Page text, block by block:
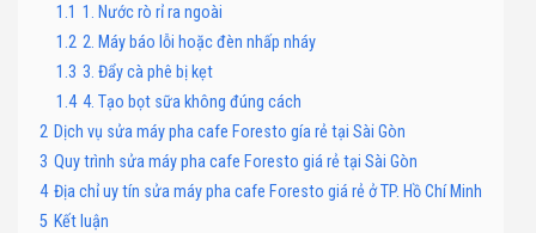
1.1 1. Nước rò rỉ ra ngoài
1.2 2. Máy báo lỗi hoặc đèn nhấp nháy
1.3 3. Đẩy cà phê bị kẹt
1.4 4. Tạo bọt sữa không đúng cách
2 Dịch vụ sửa máy pha cafe Foresto gía rẻ tại Sài Gòn
3 Quy trình sửa máy pha cafe Foresto giá rẻ tại Sài Gòn
4 Địa chỉ uy tín sửa máy pha cafe Foresto giá rẻ ở TP. Hồ Chí Minh
5 Kết luận